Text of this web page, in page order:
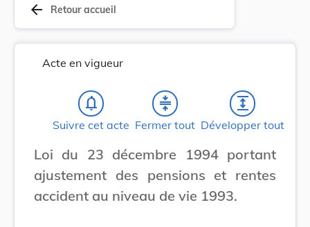
arrow_back Retour accueil
Acte en vigueur
notifications_none
Suivre cet acte
compress
Fermer tout
expand
Développer tout
Loi du 23 décembre 1994 portant
ajustement des pensions et rentes
accident au niveau de vie 1993.